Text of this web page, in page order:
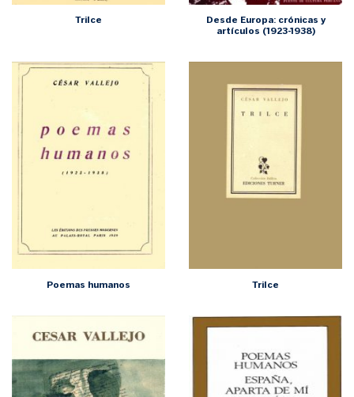
Trilce
Desde Europa: crónicas y
artículos (1923-1938)
Poemas humanos Trilce